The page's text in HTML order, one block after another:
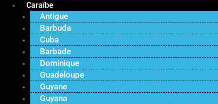
Caraïbe
Antigue
Barbuda
Cuba
Barbade
Dominique
Guadeloupe
Guyane
Guyana